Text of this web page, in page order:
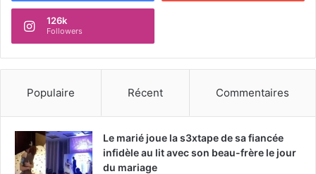
126k
Followers
Populaire Récent Commentaires
Le marié joue la s3xtape de sa fiancée
infidèle au lit avec son beau-frère le jour
du mariage